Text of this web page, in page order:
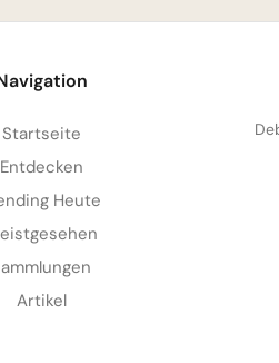
Startseite
Entdecken
Heute
Artikel